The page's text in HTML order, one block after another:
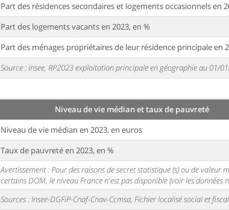
Part des résidences secondaires et logements occasionnels en
Part des logements vacants en 2023, en %
Part des ménages propriétaires de leur résidence principale en
Source : Insee, RP2023 exploitation principale en géographie au 01/
Niveau de vie médian et taux de pauvreté
Niveau de vie médian en 2023, en euros
Taux de pauvreté en 2023, en %
Avertissement : Pour des raisons de secret statistique (s) ou de
certains DOM, le niveau France n'est pas disponible (voir les données
Sources : Insee-DGFiP-Cnaf-Cnav-Ccmsa, Fichier localisé social et